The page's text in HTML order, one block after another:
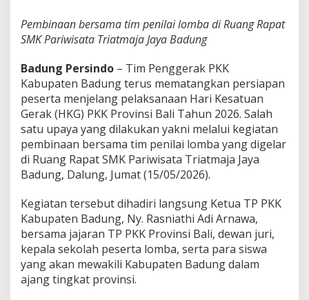
e
r
a
p
a
n
P
e
s
e
r
a
H
K
G
P
K
Pembinaan bersama tim penilai lomba di Ruang Rapat
SMK Pariwisata Triatmaja Jaya Badung
Badung Persindo – Tim Penggerak PKK
Kabupaten Badung terus mematangkan persiapan
peserta menjelang pelaksanaan Hari Kesatuan
Gerak (HKG) PKK Provinsi Bali Tahun 2026. Salah
satu upaya yang dilakukan yakni melalui kegiatan
pembinaan bersama tim penilai lomba yang digelar
di Ruang Rapat SMK Pariwisata Triatmaja Jaya
Badung, Dalung, Jumat (15/05/2026).
Kegiatan tersebut dihadiri langsung Ketua TP PKK
Kabupaten Badung, Ny. Rasniathi Adi Arnawa,
bersama jajaran TP PKK Provinsi Bali, dewan juri,
kepala sekolah peserta lomba, serta para siswa
yang akan mewakili Kabupaten Badung dalam
ajang tingkat provinsi.